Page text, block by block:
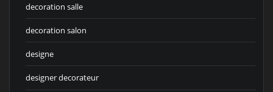
decoration salle
decoration salon
designe
designer decorateur